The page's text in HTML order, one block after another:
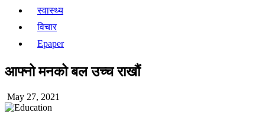
स्वास्थ्य
विचार
Epaper
आफ्नो मनको बल उच्च राखौं
May 27, 2021